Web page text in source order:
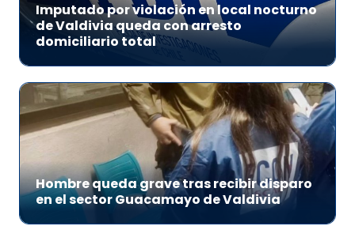
Imputado por violación en local nocturno
de Valdivia queda con arresto
domiciliario total
Hombre queda grave tras recibir disparo
en el sector Guacamayo de Valdivia